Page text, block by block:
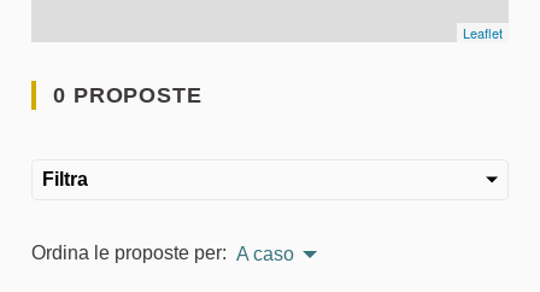
Leaflet
0 PROPOSTE
Filtra
Ordina le proposte per: A caso